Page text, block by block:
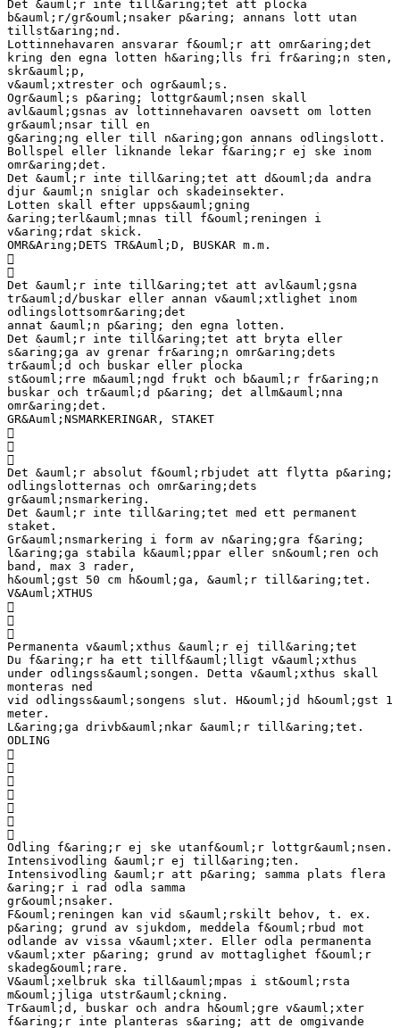
Det &auml;r inte till&aring;tet att plocka
b&auml;r/gr&ouml;nsaker p&aring; annans lott utan
tillst&aring;nd.
Lottinnehavaren ansvarar f&ouml;r att omr&aring;det
kring den egna lotten h&aring;lls fri fr&aring;n sten,
skr&auml;p,
v&auml;xtrester och ogr&auml;s.
Ogr&auml;s p&aring; lottgr&auml;nsen skall
avl&auml;gsnas av lottinnehavaren oavsett om lotten
gr&auml;nsar till en
g&aring;ng eller till n&aring;gon annans odlingslott.
Bollspel eller liknande lekar f&aring;r ej ske inom
omr&aring;det.
Det &auml;r inte till&aring;tet att d&ouml;da andra
djur &auml;n sniglar och skadeinsekter.
Lotten skall efter upps&auml;gning
&aring;terl&auml;mnas till f&ouml;reningen i
v&aring;rdat skick.
OMR&Aring;DETS TR&Auml;D, BUSKAR m.m.


Det &auml;r inte till&aring;tet att avl&auml;gsna
tr&auml;d/buskar eller annan v&auml;xtlighet inom
odlingslottsomr&aring;det
annat &auml;n p&aring; den egna lotten.
Det &auml;r inte till&aring;tet att bryta eller
s&aring;ga av grenar fr&aring;n omr&aring;dets
tr&auml;d och buskar eller plocka
st&ouml;rre m&auml;ngd frukt och b&auml;r fr&aring;n
buskar och tr&auml;d p&aring; det allm&auml;nna
omr&aring;det.
GR&Auml;NSMARKERINGAR, STAKET



Det &auml;r absolut f&ouml;rbjudet att flytta p&aring;
odlingslotternas och omr&aring;dets
gr&auml;nsmarkering.
Det &auml;r inte till&aring;tet med ett permanent
staket.
Gr&auml;nsmarkering i form av n&aring;gra f&aring;
l&aring;ga stabila k&auml;ppar eller sn&ouml;ren och
band, max 3 rader,
h&ouml;gst 50 cm h&ouml;ga, &auml;r till&aring;tet.
V&Auml;XTHUS



Permanenta v&auml;xthus &auml;r ej till&aring;tet
Du f&aring;r ha ett tillf&auml;lligt v&auml;xthus
under odlingss&auml;songen. Detta v&auml;xthus skall
monteras ned
vid odlingss&auml;songens slut. H&ouml;jd h&ouml;gst 1
meter.
L&aring;ga drivb&auml;nkar &auml;r till&aring;tet.
ODLING







Odling f&aring;r ej ske utanf&ouml;r lottgr&auml;nsen.
Intensivodling &auml;r ej till&aring;ten.
Intensivodling &auml;r att p&aring; samma plats flera
&aring;r i rad odla samma
gr&ouml;nsaker.
F&ouml;reningen kan vid s&auml;rskilt behov, t. ex.
p&aring; grund av sjukdom, meddela f&ouml;rbud mot
odlande av vissa v&auml;xter. Eller odla permanenta
v&auml;xter p&aring; grund av mottaglighet f&ouml;r
skadeg&ouml;rare.
V&auml;xelbruk ska till&auml;mpas i st&ouml;rsta
m&ouml;jliga utstr&auml;ckning.
Tr&auml;d, buskar och andra h&ouml;gre v&auml;xter
f&aring;r inte planteras s&aring; att de omgivande